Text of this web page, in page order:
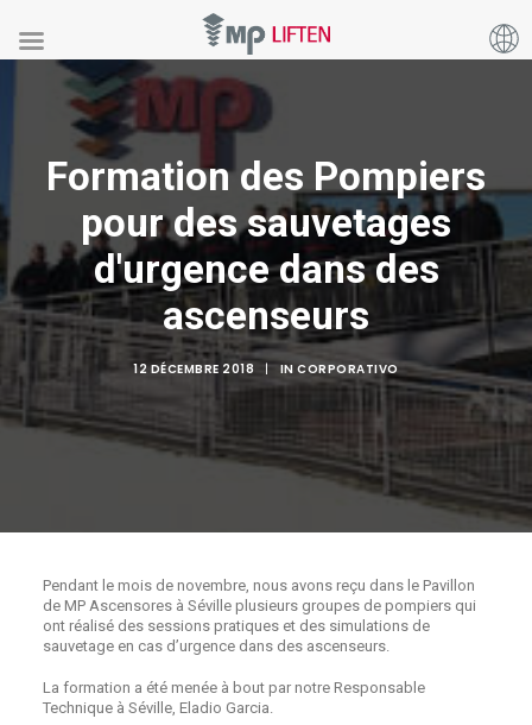
Formation des Pompiers
pour des sauvetages
d'urgence dans des
ascenseurs
12 DÉCEMBRE 2018 | INCORPORATIVO
Pendant le mois de novembre, nous avons reçu dans le Pavillon
de MP Ascensores à Séville plusieurs groupes de pompiers qui
ont réalisé des sessions pratiques et des simulations de
sauvetage en cas d’urgence dans des ascenseurs.
La formation a été menée à bout par notre Responsable
Technique à Séville, Eladio Garcia.